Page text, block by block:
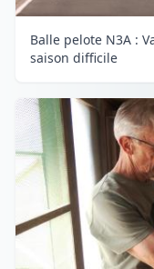
Balle pelote N3A :
saison difficile